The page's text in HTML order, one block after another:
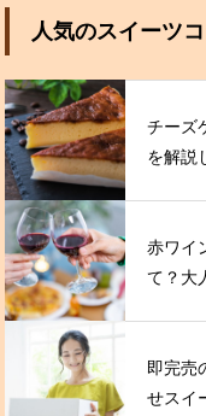
人気のスイーツ
チーズ
を解説
赤ワイ
て？大
即完売
せスイ